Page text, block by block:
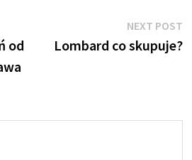
od
NEXT POST
Lombard co skupuje?